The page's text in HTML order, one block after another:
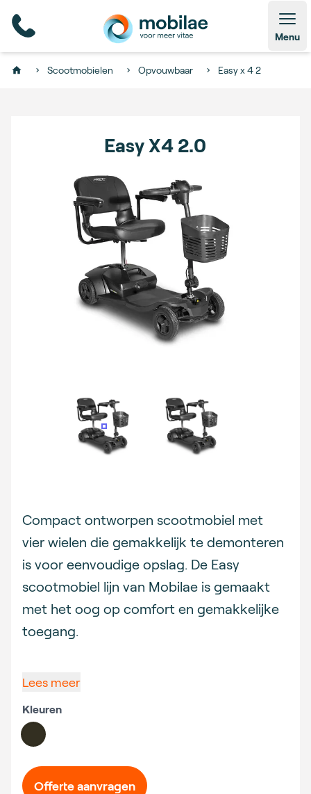
Menu
Home Scootmobielen Opvouwbaar Easy x 4 2
Easy X4 2.0
Description
Compact ontworpen scootmobiel met
vier wielen die gemakkelijk te demonteren
is voor eenvoudige opslag. De Easy
scootmobiel lijn van Mobilae is gemaakt
met het oog op comfort en gemakkelijke
toegang.
Lees meer
Kleuren
Choose a color
#332f21
Offerte aanvragen